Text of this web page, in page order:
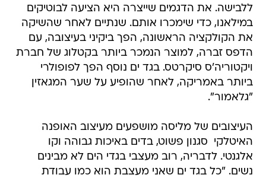
ללבישה. את הדגמים שייצרה היא הציעה לבוטיקים
במילאנו, כדי שימכרו אותם. שנתיים לאחר שהשיקה
את הקולקציה הראשונה, הפך ביקיני בעיצובה, עם
הדפס זברה, למוצר הנמכר ביותר בקטלוג של חברת
ויקטוריה'ס סיקרטס. בגד ים נוסף הפך לפופולרי
ביותר באמריקה, לאחר שהופיע על שער המגאזין
"גלאמור".
העיצובים של מליסה מושפעים מעיצוב האופנה
האיטלקי  סגנון פשוט, בדים באיכות גבוהה וקו
אלגנטי. לדבריה, רוב מעצבי בגדי הים לא מבינים
נשים. "כל בגד ים שאני מעצבת הוא כמו עבודת